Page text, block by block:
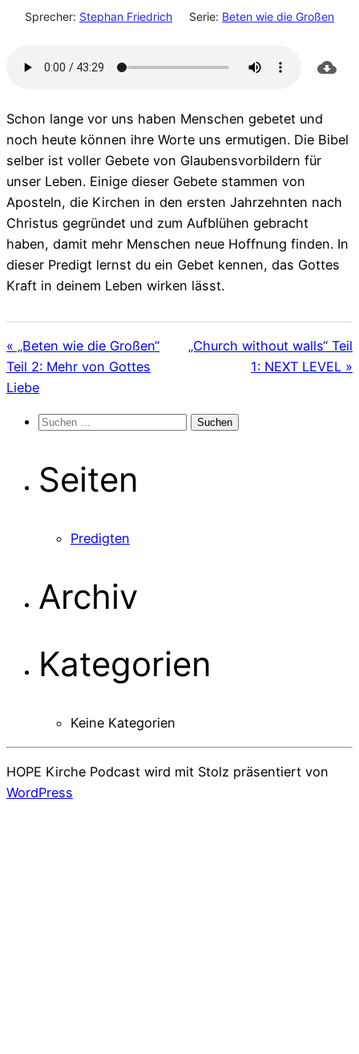
Sprecher: Stephan Friedrich Serie: Beten wie die Großen
Schon lange vor uns haben Menschen gebetet und
noch heute können ihre Worte uns ermutigen. Die Bibel
selber ist voller Gebete von Glaubensvorbildern für
unser Leben. Einige dieser Gebete stammen von
Aposteln, die Kirchen in den ersten Jahrzehnten nach
Christus gegründet und zum Aufblühen gebracht
haben, damit mehr Menschen neue Hoffnung finden. In
dieser Predigt lernst du ein Gebet kennen, das Gottes
Kraft in deinem Leben wirken lässt.
« „Beten wie die Großen“
Teil 2: Mehr von Gottes
Liebe
„Church without walls“ Teil
1: NEXT LEVEL »
Suchen
Seiten
Predigten
Archiv
Kategorien
Keine Kategorien
HOPE Kirche Podcast wird mit Stolz präsentiert von
WordPress